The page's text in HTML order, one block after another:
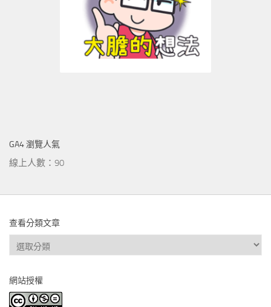
GA4 瀏覽人氣
線上人數：90
查看分類文章
查
看
類
文
網站授權